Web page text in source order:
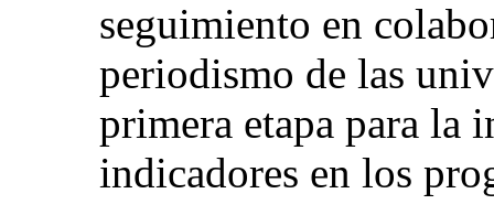
seguimiento en
periodismo de las
primera etapa para la
indicadores en los